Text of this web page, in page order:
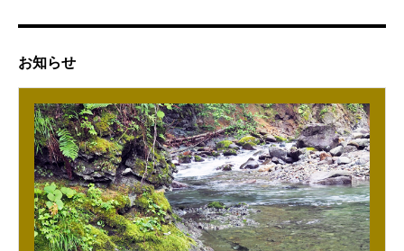
お知らせ